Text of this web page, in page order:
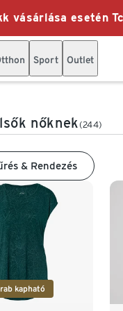
vásárlása esetén
Sport Outlet
nőknek(244)
& Rendezés
kapható